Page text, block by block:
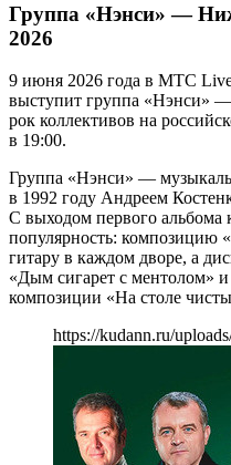
Группа «Нэнси» —
2026
9 июня 2026 года в МТС
выступит группа «Нэнси»
рок коллективов на
в 19:00.
Группа «Нэнси» —
в 1992 году Андреем
С выходом первого альбома
популярность: композицию
гитару в каждом дворе, а
«Дым сигарет с ментолом»
композиции «На столе
https://kudann.ru/